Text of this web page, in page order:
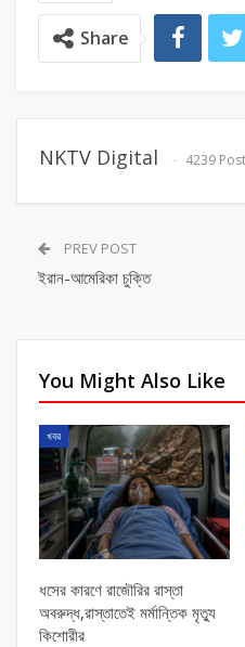
Share
NKTV Digital 4239
PREV POST
ইরান-আমেরিকা চুক্তি
You Might Also Like
খবর
ধসের কারণে রাজৌরির রাস্তা
অবরুদ্ধ,রাস্তাতেই মর্মান্তিক মৃত্যু
কিশোরীর